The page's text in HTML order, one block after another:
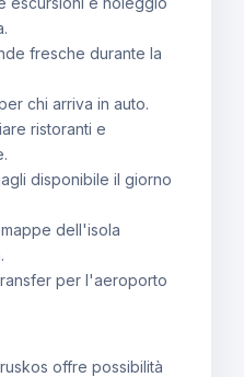
fresche durante la
chi arriva in auto.
ristoranti e
disponibile il giorno
dell'isola
per l'aeroporto
offre possibilità